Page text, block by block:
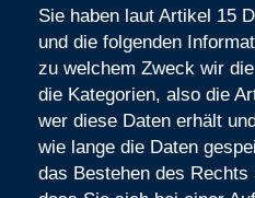
Sie haben laut Artikel 15
und die folgenden
zu welchem Zweck wir
die Kategorien, also die
wer diese Daten erhält
wie lange die Daten
das Bestehen des